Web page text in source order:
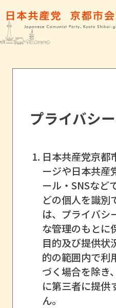
プライバシ
日本共産党京都
ージや日本共産
ール・SNSなど
どの個人を識別
は、プライバシ
な管理のもとに
目的及び提供状
的の範囲内で利
づく場合を除き
に第三者に提供
ん。